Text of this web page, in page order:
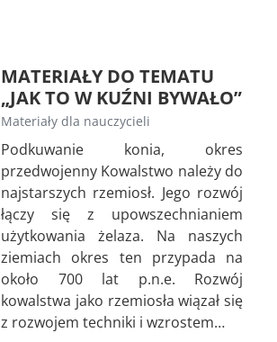
MATERIAŁY DO TEMATU
„JAK TO W KUŹNI BYWAŁO”
Materiały dla nauczycieli
Podkuwanie konia, okres
przedwojenny Kowalstwo należy do
najstarszych rzemiosł. Jego rozwój
łączy się z upowszechnianiem
użytkowania żelaza. Na naszych
ziemiach okres ten przypada na
około 700 lat p.n.e. Rozwój
kowalstwa jako rzemiosła wiązał się
z rozwojem techniki i wzrostem…